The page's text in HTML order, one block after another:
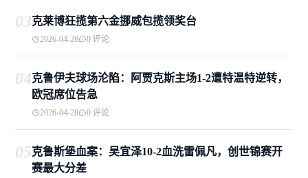
03克莱博狂揽第六金挪威包揽领奖台
2026-04-28 0 评论
04克鲁伊夫球场沦陷：阿贾克斯主场1-2遭特温特逆转，
欧冠席位告急
2026-04-28 0 评论
05克鲁斯堡血案：吴宜泽10-2血洗雷佩凡，创世锦赛开
赛最大分差